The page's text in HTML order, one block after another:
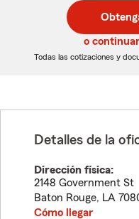
de
5
dígitos
de
5
dígitos
o
Todas las cotizaciones y
Detalles de la
Dirección física:
2148 Government St
Baton Rouge, LA
Cómo llegar